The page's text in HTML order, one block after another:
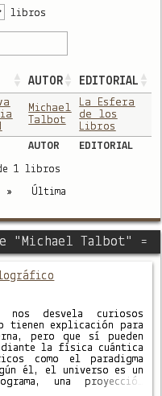
libros
AUTOR EDITORIAL
Michael
Talbot
La Esfera
de los
Libros
AUTOR
EDITORIAL
1 libros
» Última
"Michael Talbot" =
nos desvela curiosos
tienen explicación para
pero que sí pueden
la física cuántica
como el paradigma
él, el universo es un
una proyección